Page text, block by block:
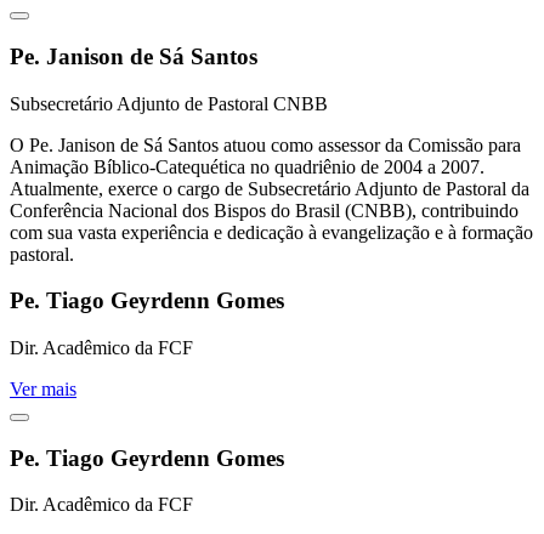
Pe. Janison de Sá Santos
Subsecretário Adjunto de Pastoral CNBB
O Pe. Janison de Sá Santos atuou como assessor da Comissão para
Animação Bíblico-Catequética no quadriênio de 2004 a 2007.
Atualmente, exerce o cargo de Subsecretário Adjunto de Pastoral da
Conferência Nacional dos Bispos do Brasil (CNBB), contribuindo
com sua vasta experiência e dedicação à evangelização e à formação
pastoral.
Pe. Tiago Geyrdenn Gomes
Dir. Acadêmico da FCF
Ver mais
Pe. Tiago Geyrdenn Gomes
Dir. Acadêmico da FCF